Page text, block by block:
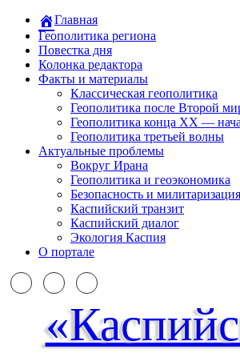
Главная
Геополитика региона
Повестка дня
Колонка редактора
Факты и материалы
Классическая геополитика
Геополитика после Второй
Геополитика конца XX —
Геополитика третьей волны
Актуальные проблемы
Вокруг Ирана
Геополитика и геоэкономика
Безопасность и милитаризация
Каспийский транзит
Каспийский диалог
Экология Каспия
О портале